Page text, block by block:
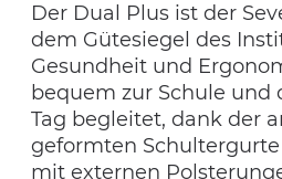
Der Dual Plus ist der
dem Gütesiegel des
Gesundheit und
bequem zur Schule und
Tag begleitet, dank der
geformten
mit externen